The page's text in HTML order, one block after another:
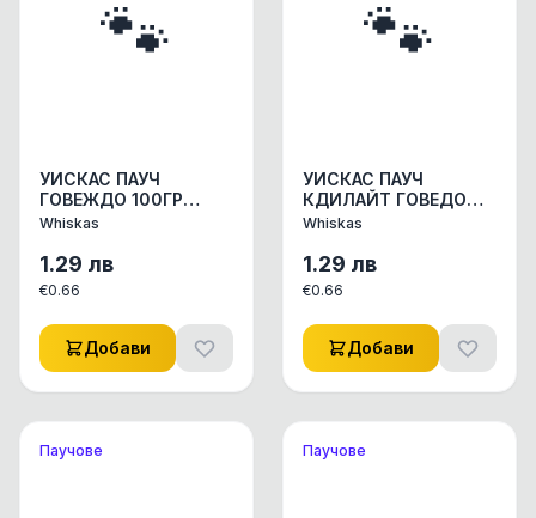
🐾
УИСКАС ПАУЧ
ГОВЕЖДО 100ГР
КОНСЕРВИ КОНСЕРВИ
Whiskas
1.29 лв
€0.66
Добави
🐾
УИСКАС ПАУЧ
КДИЛАЙТ ГОВЕДО
85ГР КОНСЕРВИ
1бр.
Whiskas
1.29 лв
€0.66
Добави
Паучове Паучове